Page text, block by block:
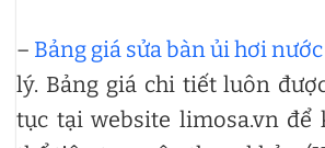
– Bảng giá sửa bàn ủi hơi nước
lý. Bảng giá chi tiết luôn
tục tại website limosa.vn để